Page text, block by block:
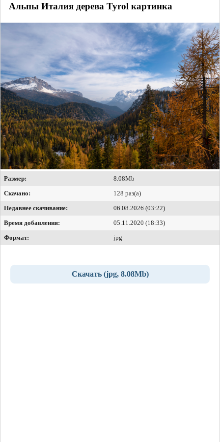
Альпы Италия дерева Tyrol картинка
Размер:
8.08Mb
Скачано:
128 раз(а)
Недавнее скачивание:
06.08.2026 (03:22)
Время добавления:
05.11.2020 (18:33)
Формат:
jpg
Скачать (jpg, 8.08Mb)